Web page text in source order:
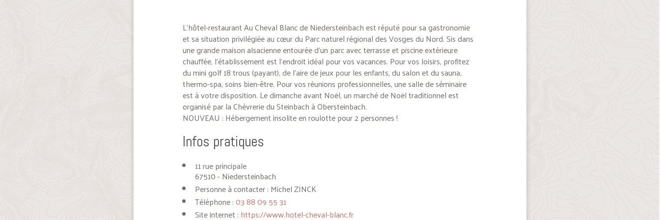
L’hôtel-restaurant Au Cheval Blanc de Niedersteinbach est réputé pour sa gastronomie
et sa situation privilégiée au cœur du Parc naturel régional des Vosges du Nord. Sis dans
une grande maison alsacienne entourée d’un parc avec terrasse et piscine extérieure
chauffée, l’établissement est l’endroit idéal pour vos vacances. Pour vos loisirs, profitez
du mini golf 18 trous (payant), de l’aire de jeux pour les enfants, du salon et du sauna,
thermo-spa, soins bien-être. Pour vos réunions professionnelles, une salle de séminaire
est à votre disposition. Le dimanche avant Noël, un marché de Noël traditionnel est
organisé par la Chèvrerie du Steinbach à Obersteinbach.
NOUVEAU : Hébergement insolite en roulotte pour 2 personnes !
Infos pratiques
11 rue principale
67510 - Niedersteinbach
Personne à contacter : Michel ZINCK
Téléphone :03 88 09 55 31
Site internet : https://www.hotel-cheval-blanc.fr